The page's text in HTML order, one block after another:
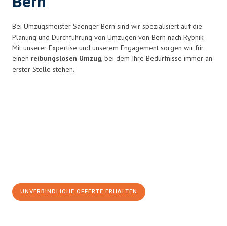
Bei Umzugsmeister Saenger Bern sind wir spezialisiert auf die
Planung und Durchführung von Umzügen von Bern nach Rybnik.
Mit unserer Expertise und unserem Engagement sorgen wir für
einen reibungslosen Umzug, bei dem Ihre Bedürfnisse immer an
erster Stelle stehen.
UNVERBINDLICHE OFFERTE ERHALTEN